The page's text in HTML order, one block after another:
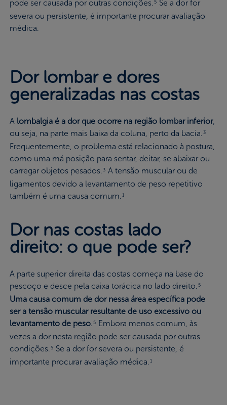
pode ser causada por outras condições.5 Se a dor for
severa ou persistente, é importante procurar avaliação
médica.
Dor nas costas lado
direito: o que pode ser?
A parte superior direita das costas começa na base do
pescoço e desce pela caixa torácica no lado direito.5
Uma causa comum de dor nessa área específica pode
ser a tensão muscular resultante de uso excessivo ou
levantamento de peso.5
Embora menos comum, às
vezes a dor nesta região pode ser causada por outras
condições.5 Se a dor for severa ou persistente, é
importante procurar avaliação médica.1
Dor lombar e dores
generalizadas nas costas
A lombalgia é a dor que ocorre na região lombar inferior,
ou seja, na parte mais baixa da coluna, perto da bacia. 3
Frequentemente, o problema está relacionado à postura,
como uma má posição para sentar, deitar, se abaixar ou
carregar objetos pesados. 3 A tensão muscular ou de
ligamentos devido a levantamento de peso repetitivo
também é uma causa comum.1